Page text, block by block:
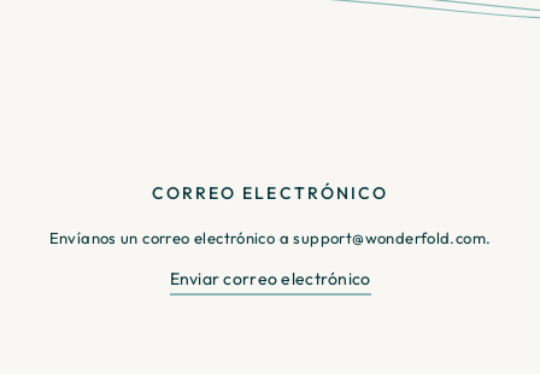
CORREO ELECTRÓNICO
Envíanos un correo electrónico a support@wonderfold.com.
Enviar correo electrónico